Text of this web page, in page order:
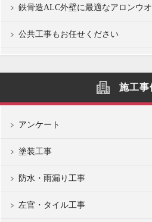
鉄骨造ALC外壁に最適なアロンウ
公共工事もお任せください
施工事
アンケート
塗装工事
防水・雨漏り工事
左官・タイル工事